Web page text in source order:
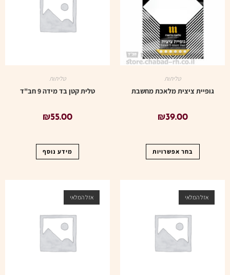
טליתות
גופיית ציצית מלאכת מחשבת
₪39.00
בחר אפשרויות
טליתות
טלית קטן בד מידה 9 חב"ד
₪55.00
מידע נוסף
אזל המלאי אזל המלאי